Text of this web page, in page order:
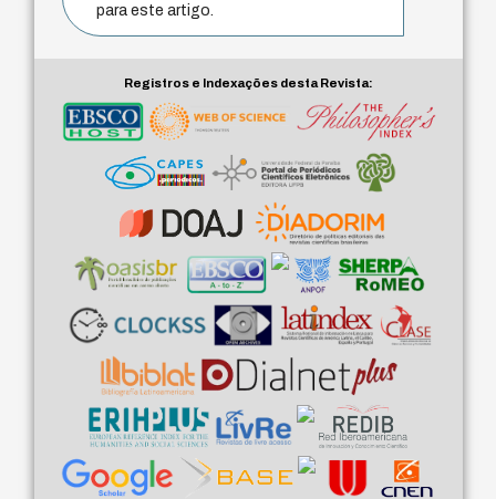
para este artigo.
Registros e Indexações desta Revista: